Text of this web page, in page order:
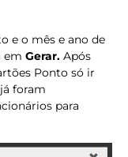
e o mês e ano de
em Gerar. Após
Ponto só ir
foram
para